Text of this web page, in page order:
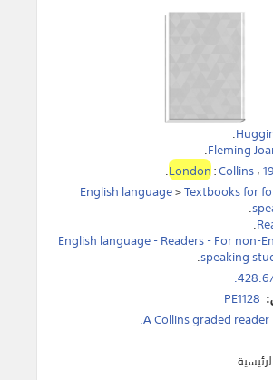
.
Fleming
.
London:Collins،
.
English language>Textbooks for
.
.
English language - Readers - For non-
speaking
.
PE1128
A Collins graded reader.